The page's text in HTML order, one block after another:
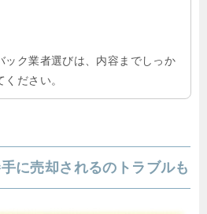
ック業者選びは、内容までしっか
ください。
に売却されるのトラブルも